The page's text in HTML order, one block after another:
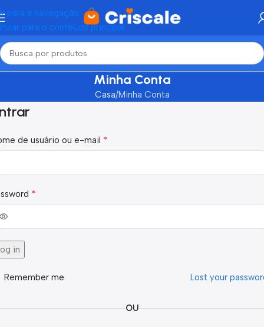
Ir para a navegação
Pular para o conteúdo principal
Minha Conta
Casa Minha Conta
de usuário ou e-mail *
*
in
Lost your
Remember me
OU